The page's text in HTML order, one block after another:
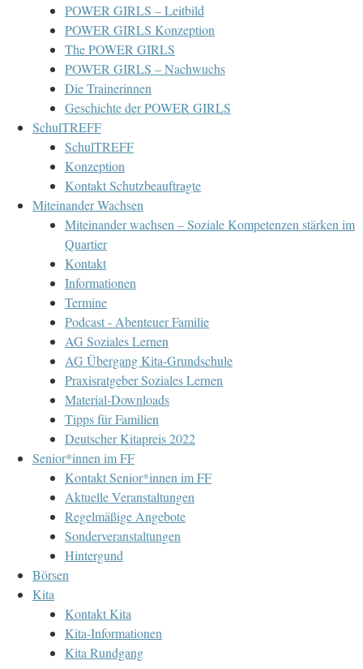
POWER GIRLS – Leitbild
POWER GIRLS Konzeption
The POWER GIRLS
POWER GIRLS – Nachwuchs
Die Trainerinnen
Geschichte der POWER GIRLS
SchulTREFF
SchulTREFF
Konzeption
Kontakt Schutzbeauftragte
Miteinander Wachsen
Miteinander wachsen – Soziale Kompetenzen stärken im
Quartier
Kontakt
Informationen
Termine
Podcast - Abenteuer Familie
AG Soziales Lernen
AG Übergang Kita-Grundschule
Praxisratgeber Soziales Lernen
Material-Downloads
Tipps für Familien
Deutscher Kitapreis 2022
Senior*innen im FF
Kontakt Senior*innen im FF
Aktuelle Veranstaltungen
Regelmäßige Angebote
Sonderveranstaltungen
Hintergund
Börsen
Kita
Kontakt Kita
Kita-Informationen
Kita Rundgang